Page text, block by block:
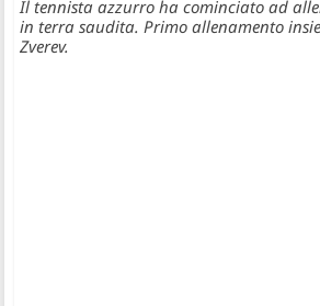
Il tennista azzurro ha cominciato ad
in terra saudita. Primo allenamento
Zverev.